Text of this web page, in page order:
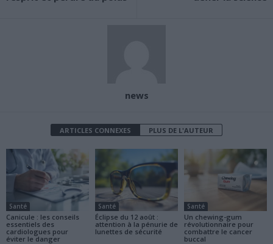
news
ARTICLES CONNEXES PLUS DE L'AUTEUR
Santé
Canicule : les conseils
essentiels des
cardiologues pour
éviter le danger
Santé
Éclipse du 12 août :
attention à la pénurie de
lunettes de sécurité
Santé
Un chewing-gum
révolutionnaire pour
combattre le cancer
buccal